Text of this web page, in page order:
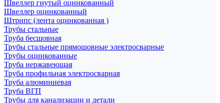
Швеллер гнутый оцинкованный
Швеллер оцинкованный
Штрипс (лента оцинкованная )
Трубы стальные
Труба бесшовная
Трубы стальные прямошовные электросварные
Трубы оцинкованные
Труба нержавеющая
Труба профильная электросварная
Труба алюминиевая
Труба ВГП
Трубы для канализации и детали